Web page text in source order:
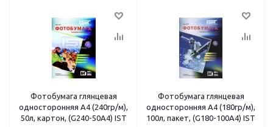
Фотобумага глянцевая
односторонняя A4 (240гр/м),
50л, картон, (G240-50A4) IST
Фотобумага глянцевая
односторонняя A4 (180гр/м),
100л, пакет, (G180-100A4) IST